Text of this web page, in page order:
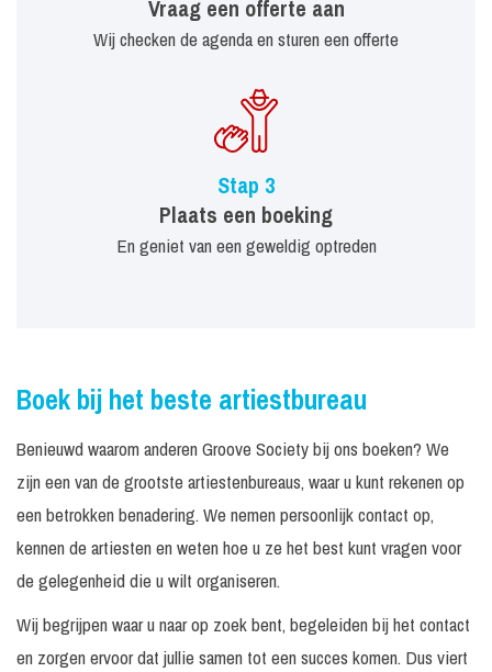
Vraag een offerte aan
Wij checken de agenda en sturen een offerte
Stap 3
Plaats een boeking
En geniet van een geweldig optreden
Boek bij het beste artiestbureau
Benieuwd waarom anderen Groove Society bij ons boeken? We
zijn een van de grootste artiestenbureaus, waar u kunt rekenen op
een betrokken benadering. We nemen persoonlijk contact op,
kennen de artiesten en weten hoe u ze het best kunt vragen voor
de gelegenheid die u wilt organiseren.
Wij begrijpen waar u naar op zoek bent, begeleiden bij het contact
en zorgen ervoor dat jullie samen tot een succes komen. Dus viert